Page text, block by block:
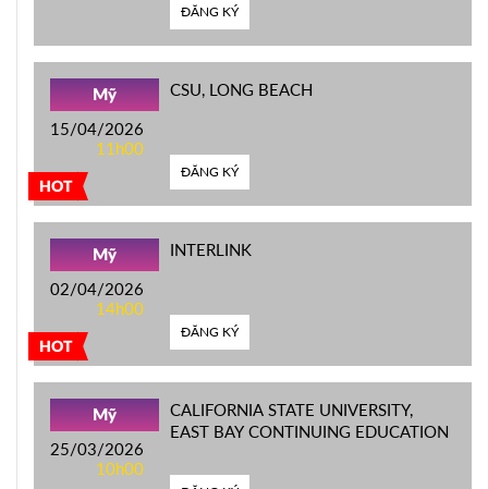
ĐĂNG KÝ
HOT
Mỹ
15/04/2026
11h00
CSU, LONG BEACH
ĐĂNG KÝ
HOT
Mỹ
02/04/2026
14h00
INTERLINK
ĐĂNG KÝ
Mỹ
25/03/2026
10h00
CALIFORNIA STATE UNIVERSITY,
EAST BAY CONTINUING EDUCATION